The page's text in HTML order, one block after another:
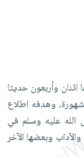
وأربعون حديثا
وهدفه اطلاع
الله عليه وسلم في
وبعضها الآخر